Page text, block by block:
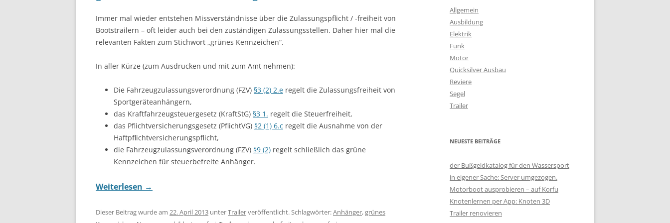
Immer mal wieder entstehen Missverständnisse über die Zulassungspflicht / -freiheit von
Bootstrailern – oft leider auch bei den zuständigen Zulassungsstellen. Daher hier mal die
relevanten Fakten zum Stichwort „grünes Kennzeichen“.
In aller Kürze (zum Ausdrucken und mit zum Amt nehmen):
Die Fahrzeugzulassungsverordnung (FZV) §3 (2) 2.e regelt die Zulassungsfreiheit von
Sportgeräteanhängern,
das Kraftfahrzeugsteuergesetz (KraftStG) §3 1. regelt die Steuerfreiheit,
das Pflichtversicherungsgesetz (PflichtVG) §2 (1) 6.c regelt die Ausnahme von der
Haftpflichtversicherungspflicht,
die Fahrzeugzulassungsverordnung (FZV) §9 (2) regelt schließlich das grüne
Kennzeichen für steuerbefreite Anhänger.
Weiterlesen →
Dieser Beitrag wurde am 22. April 2013 unterTrailerveröffentlicht. Schlagwörter:Anhänger,grünes
Allgemein
Ausbildung
Elektrik
Funk
Motor
Quicksilver Ausbau
Reviere
Segel
Trailer
NEUESTE BEITRÄGE
der Bußgeldkatalog für den Wassersport
in eigener Sache: Server umgezogen.
Motorboot ausprobieren – auf Korfu
Knotenlernen per App: Knoten 3D
Trailer renovieren